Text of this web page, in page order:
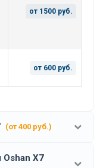
от 1500 руб.
от 600 руб.
(от 400 руб.)
Oshan X7